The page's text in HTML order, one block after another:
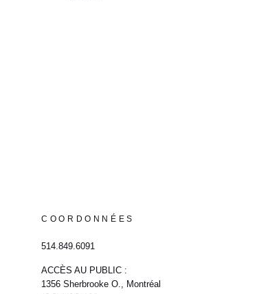
COORDONNÉES
514.849.6091
ACCÈS AU PUBLIC :
1356 Sherbrooke O., Montréal